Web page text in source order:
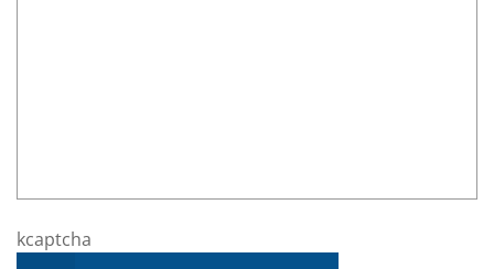
kcaptcha